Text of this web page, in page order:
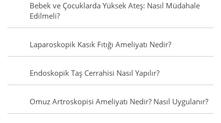
Bebek ve Çocuklarda Yüksek Ateş: Nasıl Müdahale
Edilmeli?
Laparoskopik Kasık Fıtığı Ameliyatı Nedir?
Endoskopik Taş Cerrahisi Nasıl Yapılır?
Omuz Artroskopisi Ameliyatı Nedir? Nasıl Uygulanır?